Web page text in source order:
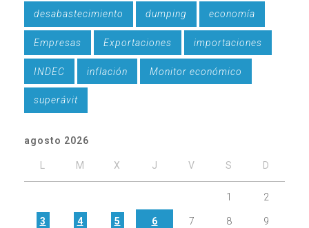
desabastecimiento dumping economía
Empresas Exportaciones importaciones
INDEC inflación Monitor económico
superávit
agosto 2026
L M X J V S D
1 2
3 4 5 6 7 8 9